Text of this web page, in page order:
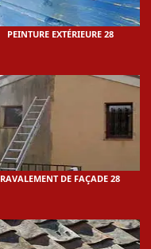
PEINTURE EXTÉRIEURE 28
RAVALEMENT DE FAÇADE 28